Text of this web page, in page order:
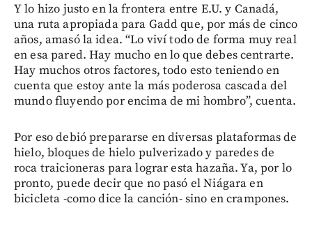
Y lo hizo justo en la frontera entre E.U. y Canadá,
una ruta apropiada para Gadd que, por más de cinco
años, amasó la idea. “Lo viví todo de forma muy real
en esa pared. Hay mucho en lo que debes centrarte.
Hay muchos otros factores, todo esto teniendo en
cuenta que estoy ante la más poderosa cascada del
mundo fluyendo por encima de mi hombro”, cuenta.
Por eso debió prepararse en diversas plataformas de
hielo, bloques de hielo pulverizado y paredes de
roca traicioneras para lograr esta hazaña. Ya, por lo
pronto, puede decir que no pasó el Niágara en
bicicleta -como dice la canción- sino en crampones.